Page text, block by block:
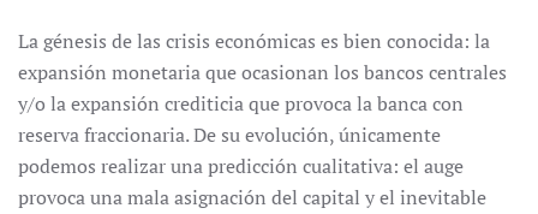
La génesis de las crisis económicas es bien conocida: la
expansión monetaria que ocasionan los bancos centrales
y/o la expansión crediticia que provoca la banca con
reserva fraccionaria. De su evolución, únicamente
podemos realizar una predicción cualitativa: el auge
provoca una mala asignación del capital y el inevitable